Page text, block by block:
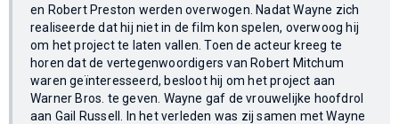
en Robert Preston werden overwogen. Nadat Wayne zich
realiseerde dat hij niet in de film kon spelen, overwoog hij
om het project te laten vallen. Toen de acteur kreeg te
horen dat de vertegenwoordigers van Robert Mitchum
waren geïnteresseerd, besloot hij om het project aan
Warner Bros. te geven. Wayne gaf de vrouwelijke hoofdrol
aan Gail Russell. In het verleden was zij samen met Wayne